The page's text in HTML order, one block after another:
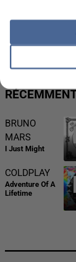
L’UN DES
MAFIA
BRUNO
MARS
I Just Might
COLDPLAY
Adventure Of A
Lifetime